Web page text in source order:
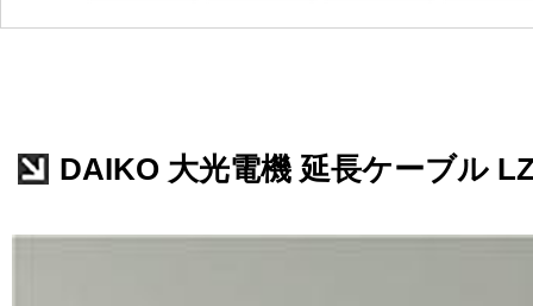
DAIKO 大光電機 延長ケーブル